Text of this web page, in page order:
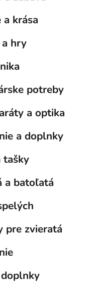
a krása
hry
potreby
a optika
a doplnky
tašky
a batoľatá
pre zvieratá